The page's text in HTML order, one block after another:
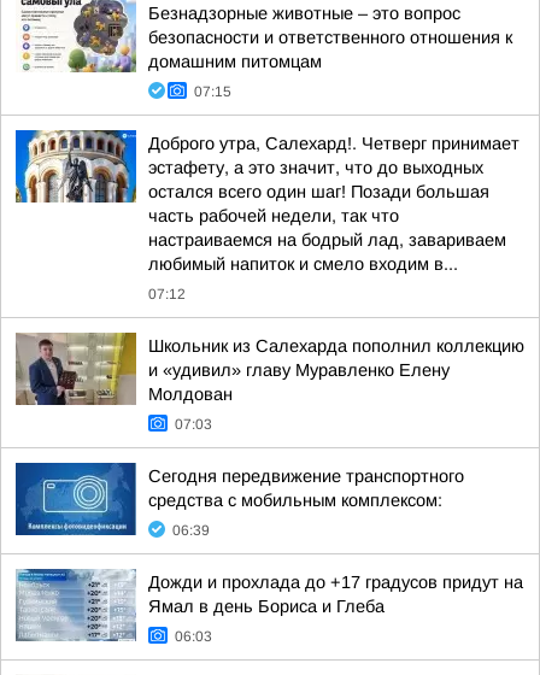
Безнадзорные животные – это вопрос
безопасности и ответственного отношения к
домашним питомцам
07:15
Доброго утра, Салехард!. Четверг принимает
эстафету, а это значит, что до выходных
остался всего один шаг! Позади большая
часть рабочей недели, так что
настраиваемся на бодрый лад, завариваем
любимый напиток и смело входим в...
07:12
Школьник из Салехарда пополнил коллекцию
и «удивил» главу Муравленко Елену
Молдован
07:03
Сегодня передвижение транспортного
средства с мобильным комплексом:
06:39
Дожди и прохлада до +17 градусов придут на
Ямал в день Бориса и Глеба
06:03